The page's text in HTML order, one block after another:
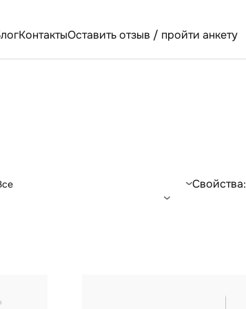
КонтактыОставить отзыв / пройти анкету
Свойства: